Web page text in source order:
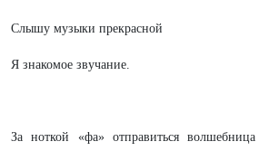
Слышу музыки прекрасной
Я знакомое звучание.
За ноткой «фа» отправиться волшебница